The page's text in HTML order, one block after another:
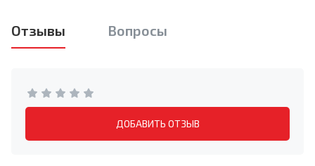
Отзывы Вопросы
ДОБАВИТЬ ОТЗЫВ